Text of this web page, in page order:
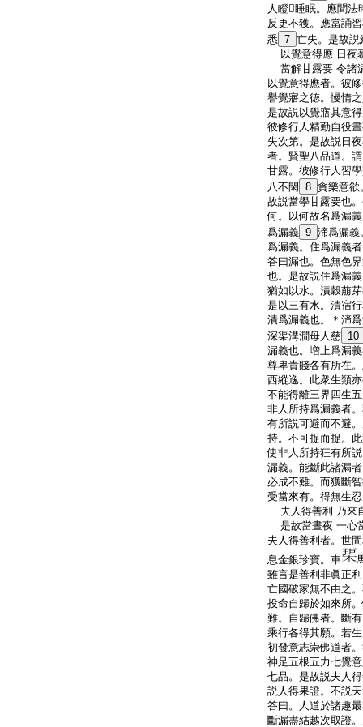
人瞪𢢺睡眠。應聞
反更不獲。應當誦
悉 7 亡失。是故説
以覺意得應 日夜
當解甘露要 令諸
以覺意得應者。彼
譽覺寤之徳。慢惰
是故説以覺寤其意
彼修行人精勤自役
失次第。是故説日
者。賢聖八品道。
甘露。彼修行人習
八不閑
8 貪樂意欲
故説當學甘露要也
何。以何故名爲漏
爲漏義 9 渧爲漏義
爲漏義。住爲漏義
答曰漏也。色無色
也。是故説住爲漏
猶如以水。漬穀萠
是以三有水。漬宿
漬爲漏義也。＊渧
深渠溝澗母人慈 10
漏義也。増上爲漏
尊卑貴賤各有所在
西縱逸。此衆生類
不能得離三界四生
非人所持爲漏義者
有所説可避而不避
持。不可捉而捉。
使非人所持狂有所
漏義。能斷此諸漏
必成不難。而獲斷
受當來有。得無生
夫人得善利 乃來
是故當晝夜 一心
夫人得善利者。世
息金銀珍寶。車
雖言是善利非眞正
亡國破家無不由之
投命自歸於如來所
難。自歸佛者。斷
乘行各得其願。若
初發意志崇佛道者
神足五根五力七覺
七品。是故説夫人
説人得果證。不説
答曰。人道於諸趣
斷漏盡結越次取證